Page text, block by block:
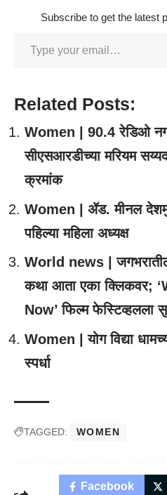
Subscribe to get the latest
Related Posts:
Women | 90.4 रेडिओ
सीएसआरडीच्या मरियम
क्रमांक
Women | ॲड. मीनल
पहिल्या महिला अध्यक्ष
World news | जगभरातील
कथा आता एका क्लिकवर;
Now’ फिल्म फेस्टिव्हलला
Women | योग विद्या
स्पर्धा
TAGGED: WOMEN
Facebook